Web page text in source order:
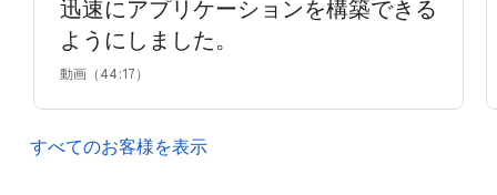
迅速にアプリケーションを構築できる
ようにしました。
動画（44:17）
すべてのお客様を表示